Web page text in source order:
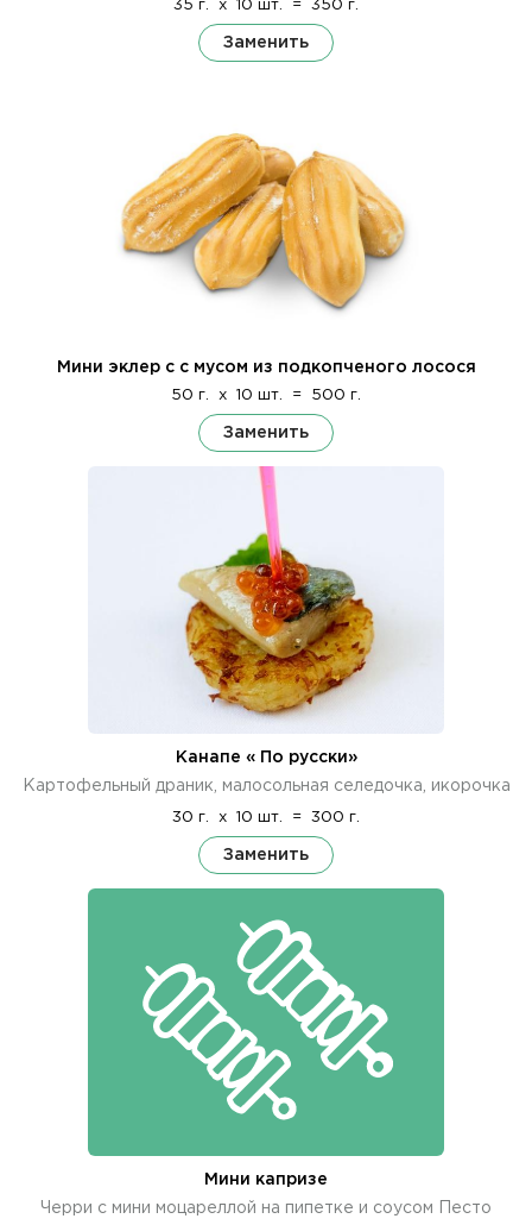
35 г. x 10 шт. = 350 г.
Заменить
Мини эклер с с мусом из подкопченого лосося
50 г. x 10 шт. = 500 г.
Заменить
Канапе « По русски»
Картофельный драник, малосольная селедочка, икорочка
30 г. x 10 шт. = 300 г.
Заменить
Мини капризе
Черри с мини моцареллой на пипетке и соусом Песто